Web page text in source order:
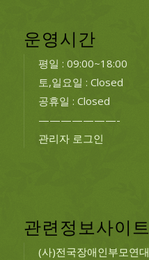
운영시간
평일 : 09:00~18:00
토,일요일 : Closed
공휴일 : Closed
———————-
관리자 로그인
관련정보사이트
(사)전국장애인부모연대